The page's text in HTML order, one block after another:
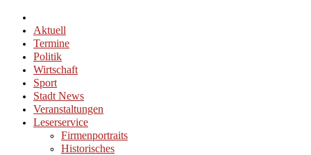
Aktuell
Termine
Politik
Wirtschaft
Sport
Stadt News
Veranstaltungen
Leserservice
Firmenportraits
Historisches